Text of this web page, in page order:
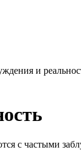
и
с частыми